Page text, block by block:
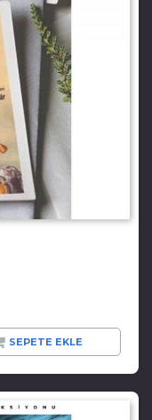
SEPETE EKLE